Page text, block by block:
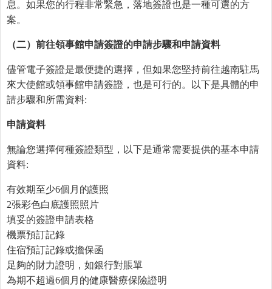
息。如果您的行程非常緊急，落地簽證也是一種可選的方
案。
（二）前往領事館申請簽證的申請步驟和申請資料
儘管電子簽證是最便捷的選擇，但如果您堅持前往越南駐馬
來大使館或領事館申請簽證，也是可行的。以下是具體的申
請步驟和所需資料:
申請資料
無論您選擇何種簽證類型，以下是通常需要提供的基本申請
資料:
有效期至少6個月的護照
2張彩色白底護照照片
填妥的簽證申請表格
機票預訂記錄
住宿預訂記錄或擔保函
足夠的財力證明，如銀行對賬單
為期不超過6個月的健康醫療保險證明